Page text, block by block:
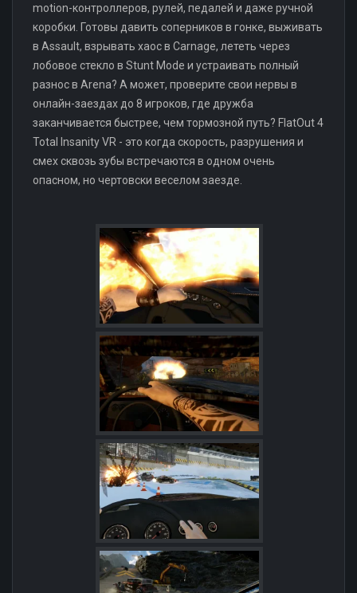
motion-контроллеров, рулей, педалей и даже ручной
коробки. Готовы давить соперников в гонке, выживать
в Assault, взрывать хаос в Carnage, лететь через
лобовое стекло в Stunt Mode и устраивать полный
разнос в Arena? А может, проверите свои нервы в
онлайн-заездах до 8 игроков, где дружба
заканчивается быстрее, чем тормозной путь? FlatOut 4
Total Insanity VR - это когда скорость, разрушения и
смех сквозь зубы встречаются в одном очень
опасном, но чертовски веселом заезде.